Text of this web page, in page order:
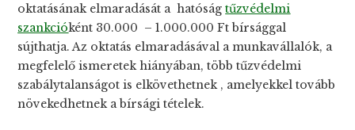
oktatásának elmaradását a hatóságtűzvédelmi
szankcióként 30.000 – 1.000.000 Ft bírsággal
sújthatja. Az oktatás elmaradásával a munkavállalók, a
megfelelő ismeretek hiányában, több tűzvédelmi
szabálytalanságot is elkövethetnek , amelyekkel tovább
növekedhetnek a bírsági tételek.